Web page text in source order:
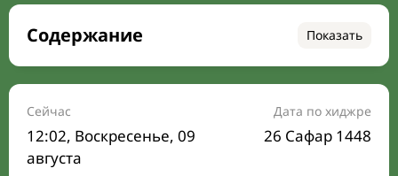
Содержание Показать
Время намаза на сегодня
Расписание на месяц
Время Сухура и Ифтара на сегодня
Сейчас
12:02, Воскресенье, 09
августа
Дата по хиджре
26 Сафар 1448